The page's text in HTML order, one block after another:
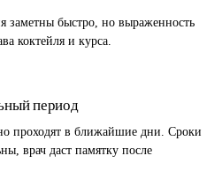
заметны быстро, но выраженность
коктейля и курса.
период
проходят в ближайшие дни. Сроки
врач даст памятку после